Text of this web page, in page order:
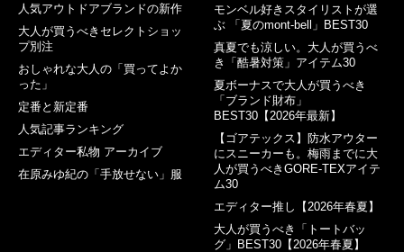
人気アウトドアブランドの新作
大人が買うべきセレクトショッ
プ別注
おしゃれな大人の「買ってよか
った」
定番と新定番
人気記事ランキング
エディター私物 アーカイブ
在原みゆ紀の「手放せない」服
モンベル好きスタイリストが選
ぶ 「夏のmont-bell」BEST30
真夏でも涼しい。大人が買うべ
き「酷暑対策」アイテム30
夏ボーナスで大人が買うべき
「ブランド財布」
BEST30【2026年最新】
【ゴアテックス】防水アウター
にスニーカーも。梅雨までに大
人が買うべきGORE-TEXアイテ
ム30
エディター推し【2026年春夏】
大人が買うべき「トートバッ
グ」BEST30【2026年春夏】